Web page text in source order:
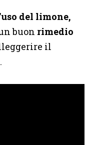
del limone,
buon rimedio
il